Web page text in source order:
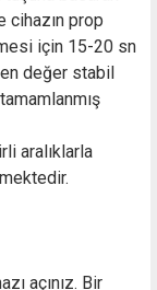
cihazın prop
için 15-20 sn
değer stabil
aralıklarla
açınız. Bir